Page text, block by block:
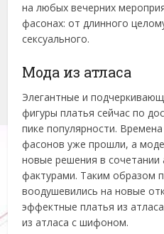
на любых вечерних
фасонах: от длинного
сексуального.
Мода из атласа
Элегантные и
фигуры платья сейчас по
пике популярности.
фасонов уже прошли, а
новые решения в сочетании
фактурами. Таким образом
воодушевились на новые
эффектные платья из
из атласа с шифоном.